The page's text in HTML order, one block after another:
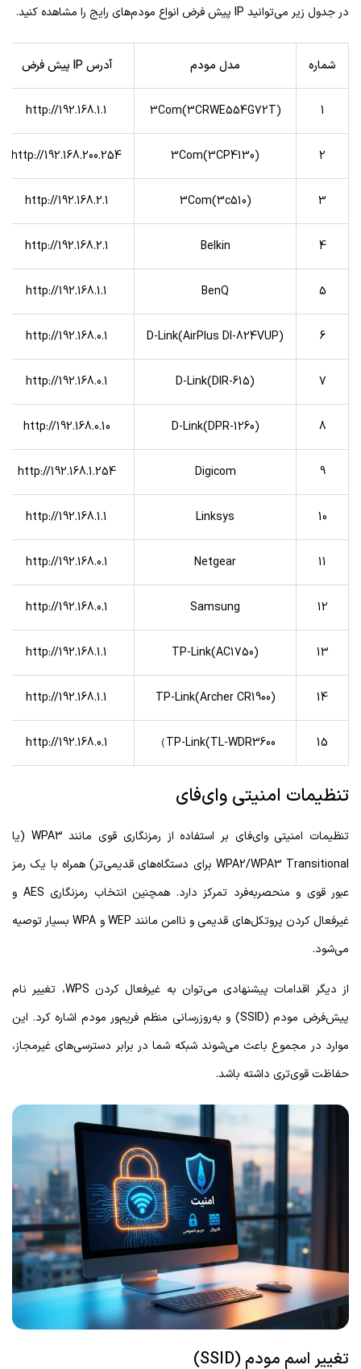
در جدول زیر می‌توانید IP پیش فرض انواع مودم‌های رایج را مشاهده کنید.
شماره مدل مودم آدرسIP پیش فرض
1
3Com(3CRWE554G72T)
http://192.168.1.1
2
3Com(3CP4130)
http://192.168.200.254
3
3Com(3c510)
http://192.168.2.1
4
Belkin
http://192.168.2.1
5
BenQ
http://192.168.1.1
6
D-Link(AirPlus DI-824VUP)
http://192.168.0.1
7
D-Link(DIR-615)
http://192.168.0.1
8
D-Link(DPR-1260)
http://192.168.0.10
9
Digicom
http://192.168.1.254
10
Linksys
http://192.168.1.1
11
Netgear
http://192.168.0.1
12
Samsung
http://192.168.0.1
13
TP-Link(AC1750)
http://192.168.1.1
14
TP-Link(Archer CR1900)
http://192.168.1.1
15
TP-Link(TL-WDR3600）
http://192.168.0.1
تنظیمات امنیتی وای‌فای
تنظیمات امنیتی وای‌فای بر استفاده از رمزنگاری قوی مانند WPA3 (یا
WPA2/WPA3 Transitional برای دستگاه‌های قدیمی‌تر) همراه با یک رمز
عبور قوی و منحصربه‌فرد تمرکز دارد. همچنین انتخاب رمزنگاری AES و
غیرفعال کردن پروتکل‌های قدیمی و ناامن مانند WEP و WPA بسیار توصیه
می‌شود.
از دیگر اقدامات پیشنهادی می‌توان به غیرفعال کردن WPS، تغییر نام
پیش‌فرض مودم (SSID) و به‌روزرسانی منظم فریم‌ور مودم اشاره کرد. این
موارد در مجموع باعث می‌شوند شبکه شما در برابر دسترسی‌های غیرمجاز،
حفاظت قوی‌تری داشته باشد.
تغییر اسم مودم (SSID)